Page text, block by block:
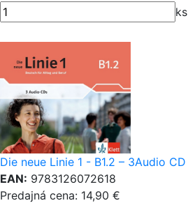
ks
Die neue Linie 1 - B1.2 – 3Audio CD
EAN: 9783126072618
Predajná cena: 14,90 €